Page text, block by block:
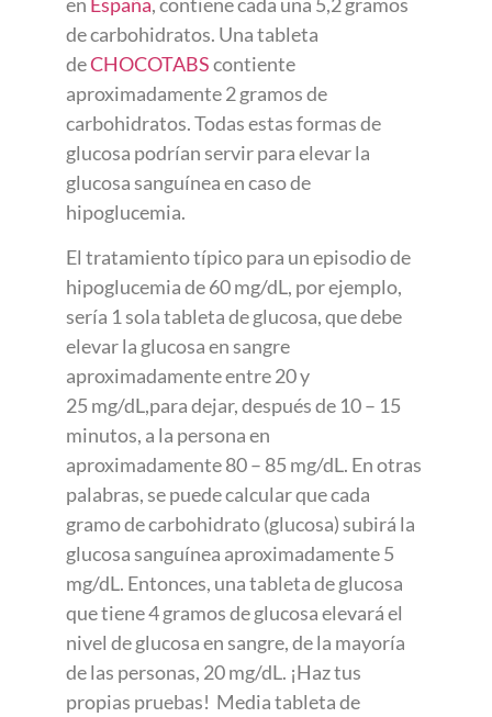
de carbohidratos. Una tableta
deCHOCOTABScontiente
aproximadamente 2 gramos de
carbohidratos. Todas estas formas de
glucosa podrían servir para elevar la
glucosa sanguínea en caso de
hipoglucemia.
El tratamiento típico para un episodio de
hipoglucemia de 60 mg/dL, por ejemplo,
sería 1 sola tableta de glucosa, que debe
elevar la glucosa en sangre
aproximadamente entre 20 y
25 mg/dL,para dejar, después de 10 – 15
minutos, a la persona en
aproximadamente 80 – 85 mg/dL. En otras
palabras, se puede calcular que cada
gramo de carbohidrato (glucosa) subirá la
glucosa sanguínea aproximadamente 5
mg/dL. Entonces, una tableta de glucosa
que tiene 4 gramos de glucosa elevará el
nivel de glucosa en sangre, de la mayoría
de las personas, 20 mg/dL. ¡Haz tus
propias pruebas! Media tableta de